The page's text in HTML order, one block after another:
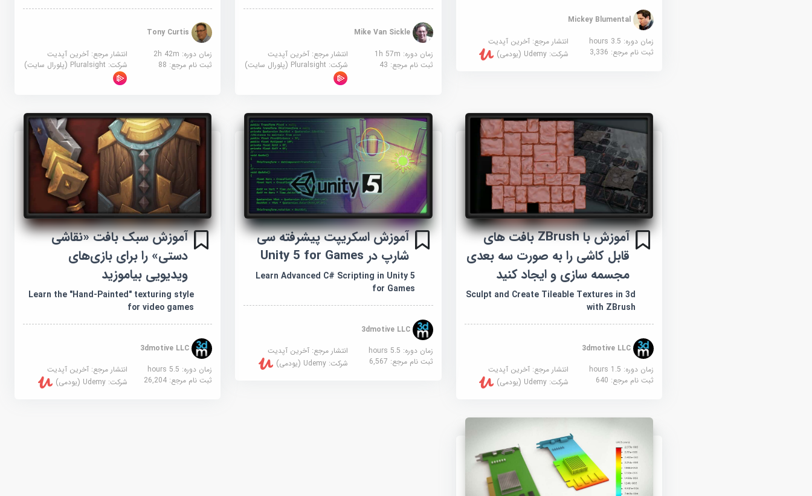
زمان دوره: 3.5 hours
انتشار مرجع: آخرین آپدیت
ثبت نام مرجع: 3,336 شرکت: Udemy (یودمی)
Mike Van Sickle
زمان دوره: 1h 57m
انتشار مرجع: آخرین آپدیت
ثبت نام مرجع: 43 شرکت: Pluralsight (پلورال سایت)
Tony Curtis
زمان دوره: 2h 42m
انتشار مرجع:آخرین آپدیت
ثبت نام مرجع: 88 شرکت: Pluralsight (پلورال سایت)
آموزش با ZBrush بافت های
قابل کاشی را به صورت سه بعدی
مجسمه سازی و ایجاد کنید
Sculpt and Create Tileable Textures in 3d
with ZBrush
زمان دوره: 1.5 hours
انتشار مرجع: آخرین آپدیت
ثبت نام مرجع: 640 شرکت: Udemy (یودمی)
آموزش اسکریپت پیشرفته سی
شارپ در Unity 5 for Games
Learn Advanced C# Scripting in Unity 5
for Games
3dmotive LLC
زمان دوره: 5.5 hours
انتشار مرجع: آخرین آپدیت
ثبت نام مرجع: 6,567 شرکت: Udemy (یودمی)
آموزش سبک بافت «نقاشی
دستی» را برای بازی‌های
ویدیویی بیاموزید
Learn the "Hand-Painted" texturing style
for video games
3dmotive LLC
زمان دوره: 5.5 hours
انتشار مرجع:آخرین آپدیت
ثبت نام مرجع: 26,204 شرکت:Udemy (یودمی)